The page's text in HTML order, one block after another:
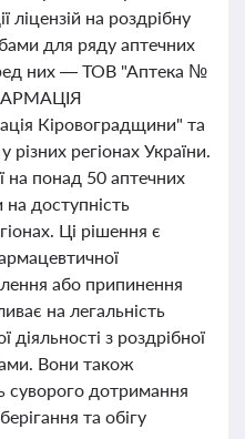
ліцензій на роздрібну
для ряду аптечних
них — ТОВ "Аптека №
Кіровоградщини" та
регіонах України.
на понад 50 аптечних
доступність
Ці рішення є
або припинення
на легальність
з роздрібної
Вони також
суворого дотримання
та обігу